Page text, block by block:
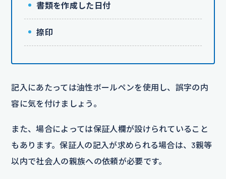
書類を作成した日付
捺印
記入にあたっては油性ボールペンを使用し、誤字の内
容に気を付けましょう。
また、場合によっては保証人欄が設けられていること
もあります。保証人の記入が求められる場合は、3親等
以内で社会人の親族への依頼が必要です。